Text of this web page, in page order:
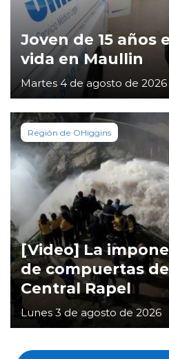
Joven de 15 años
vida en Maullin
Martes 4 de agosto de 2026
Región de OHiggins
[Video] La
de compuertas
Central Rapel
Lunes 3 de agosto de 2026